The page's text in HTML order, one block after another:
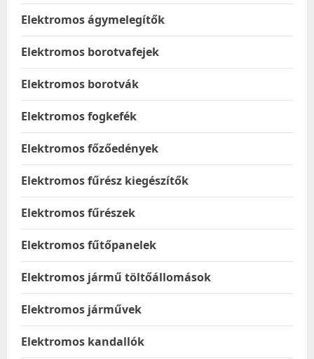
Elektromos ágymelegítők
Elektromos borotvafejek
Elektromos borotvák
Elektromos fogkefék
Elektromos főzőedények
Elektromos fűrész kiegészítők
Elektromos fűrészek
Elektromos fűtőpanelek
Elektromos jármű töltőállomások
Elektromos járművek
Elektromos kandallók